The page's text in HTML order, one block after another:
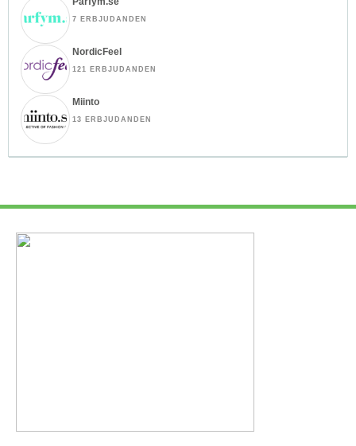
7 ERBJUDANDEN
NordicFeel
121 ERBJUDANDEN
Miinto
13 ERBJUDANDEN